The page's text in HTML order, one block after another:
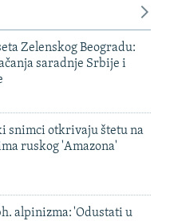
Zelenskog Beogradu:
saradnje Srbije i
snimci otkrivaju štetu na
ruskog 'Amazona'
alpinizma: 'Odustati u